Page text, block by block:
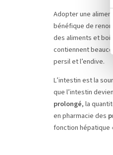
Adopter une
bénéfique de
des aliments et
contiennent
persil et l’endive.
L’intestin est la
que l’intestin
prolongé, la
en pharmacie des
fonction hépatique